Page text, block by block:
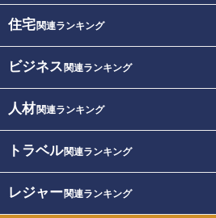
住宅関連ランキング
ビジネス 関連ランキング
人材関連ランキング
トラベル関連ランキング
レジャー関連ランキング